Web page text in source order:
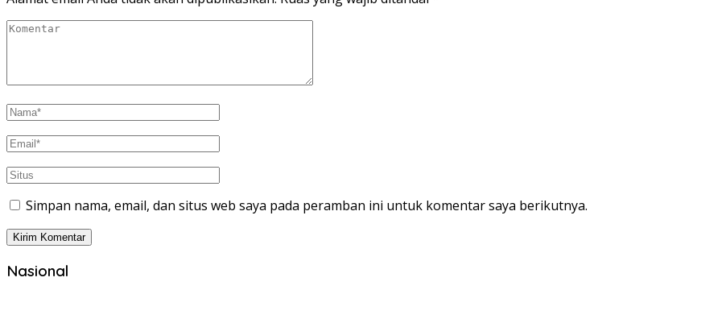
Simpan nama, email, dan situs web saya pada peramban ini untuk komentar saya berikutnya.
Nasional